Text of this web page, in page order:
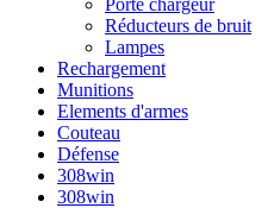
Réducteurs de bruit
Lampes
Rechargement
Munitions
Elements d'armes
Couteau
Défense
308win
308win